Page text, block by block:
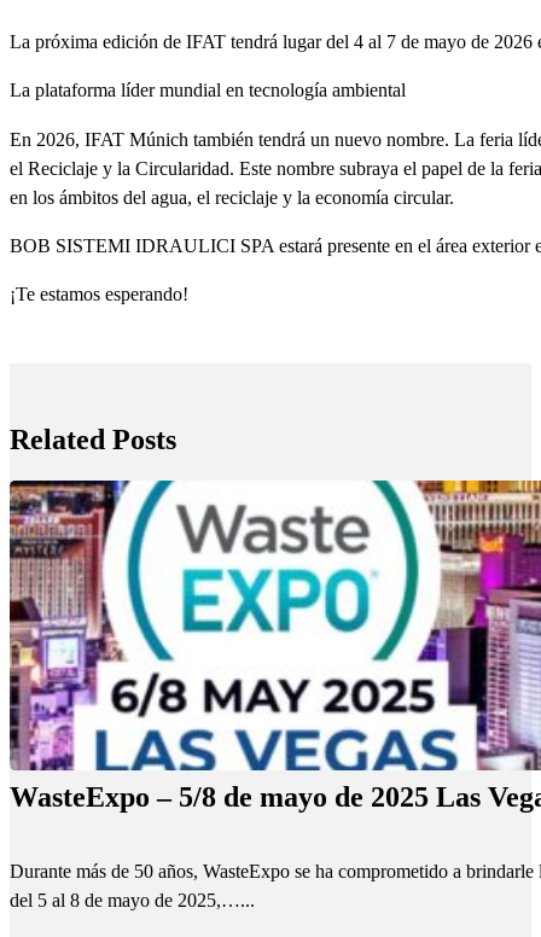
La próxima edición de IFAT tendrá lugar del 4 al 7 de mayo de
La plataforma líder mundial en tecnología ambiental
En 2026, IFAT Múnich también tendrá un nuevo nombre. La feria
el Reciclaje y la Circularidad. Este nombre subraya el papel de la
en los ámbitos del agua, el reciclaje y la economía circular.
BOB SISTEMI IDRAULICI SPA estará presente en el área exterior
¡Te estamos esperando!
Related Posts
WasteExpo – 5/8 de mayo de 2025 Las
Durante más de 50 años, WasteExpo se ha comprometido a
del 5 al 8 de mayo de 2025,…...